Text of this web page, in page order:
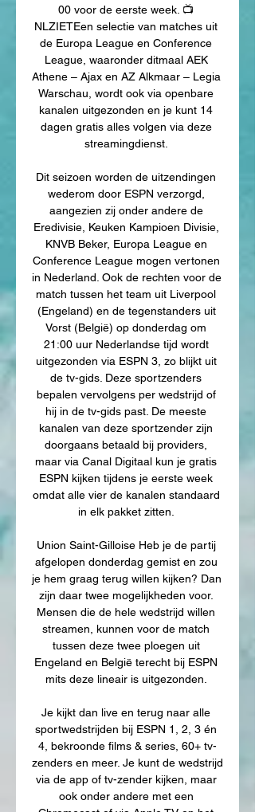
00 voor de eerste week. 📺
NLZIETEen selectie van matches uit
de Europa League en Conference
League, waaronder ditmaal AEK
Athene – Ajax en AZ Alkmaar – Legia
Warschau, wordt ook via openbare
kanalen uitgezonden en je kunt 14
dagen gratis alles volgen via deze
streamingdienst.
Dit seizoen worden de uitzendingen
wederom door ESPN verzorgd,
aangezien zij onder andere de
Eredivisie, Keuken Kampioen Divisie,
KNVB Beker, Europa League en
Conference League mogen vertonen
in Nederland. Ook de rechten voor de
match tussen het team uit Liverpool
(Engeland) en de tegenstanders uit
Vorst (België) op donderdag om
21:00 uur Nederlandse tijd wordt
uitgezonden via ESPN 3, zo blijkt uit
de tv-gids. Deze sportzenders
bepalen vervolgens per wedstrijd of
hij in de tv-gids past. De meeste
kanalen van deze sportzender zijn
doorgaans betaald bij providers,
maar via Canal Digitaal kun je gratis
ESPN kijken tijdens je eerste week
omdat alle vier de kanalen standaard
in elk pakket zitten.
Union Saint-Gilloise Heb je de partij
afgelopen donderdag gemist en zou
je hem graag terug willen kijken? Dan
zijn daar twee mogelijkheden voor.
Mensen die de hele wedstrijd willen
streamen, kunnen voor de match
tussen deze twee ploegen uit
Engeland en België terecht bij ESPN
mits deze lineair is uitgezonden.
Je kijkt dan live en terug naar alle
sportwedstrijden bij ESPN 1, 2, 3 én
4, bekroonde films & series, 60+ tv-
zenders en meer. Je kunt de wedstrijd
via de app of tv-zender kijken, maar
ook onder andere met een